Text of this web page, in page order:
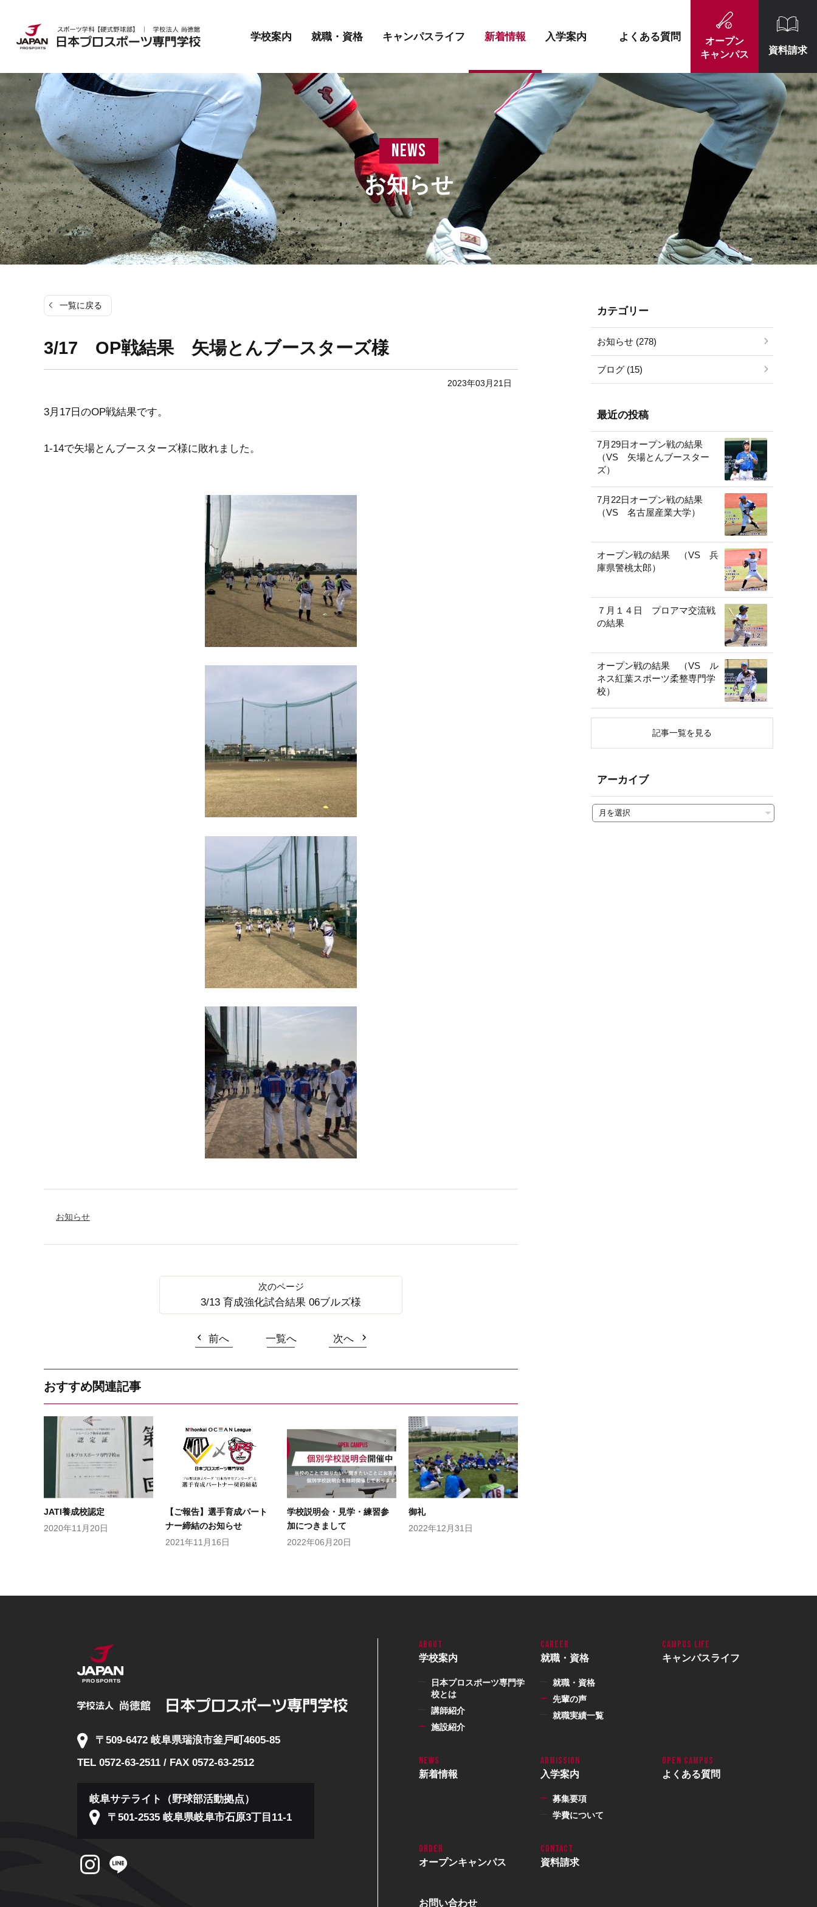
学校案内
日本プロスポーツ専門学校とは 講師紹介 施設紹介
就職・資格
就職・資格 先輩の声 就職実績一覧
キャンパスライフ 新着情報 入学案内
募集要項 学費について
よくある質問
オープン
キャンパス
資料請求
news
お知らせ
一覧に戻る
3/17 OP戦結果 矢場とんブースターズ様
2023年03月21日
3月17日のOP戦結果です。
1-14で矢場とんブースターズ様に敗れました。
お知らせ
3/13 育成強化試合結果 06ブルズ様
前へ 一覧へ 次へ
おすすめ関連記事
JATI養成校認定
2020年11月20日
【ご報告】選手育成パート
ナー締結のお知らせ
2021年11月16日
学校説明会・見学・練習参
加につきまして
2022年06月20日
御礼
2022年12月31日
カテゴリー
お知らせ (278)
ブログ (15)
最近の投稿
7月29日オープン戦の結果
（VS 矢場とんブースター
ズ）
7月22日オープン戦の結果
（VS 名古屋産業大学）
オープン戦の結果 （VS 兵
庫県警桃太郎）
７月１４日 プロアマ交流戦
の結果
オープン戦の結果 （VS ル
ネス紅葉スポーツ柔整専門学
校）
記事一覧を見る
アーカイブ
〒509-6472 岐阜県瑞浪市釜戸町4605-85
TEL 0572-63-2511 / FAX 0572-63-2512
岐阜サテライト（野球部活動拠点）
〒501-2535 岐阜県岐阜市石原3丁目11-1
学校案内
日本プロスポーツ専門学
校とは
講師紹介
施設紹介
就職・資格
就職・資格
先輩の声
就職実績一覧
キャンパスライフ
新着情報 入学案内
募集要項
学費について
よくある質問
オープンキャンパス 資料請求
お問い合わせ